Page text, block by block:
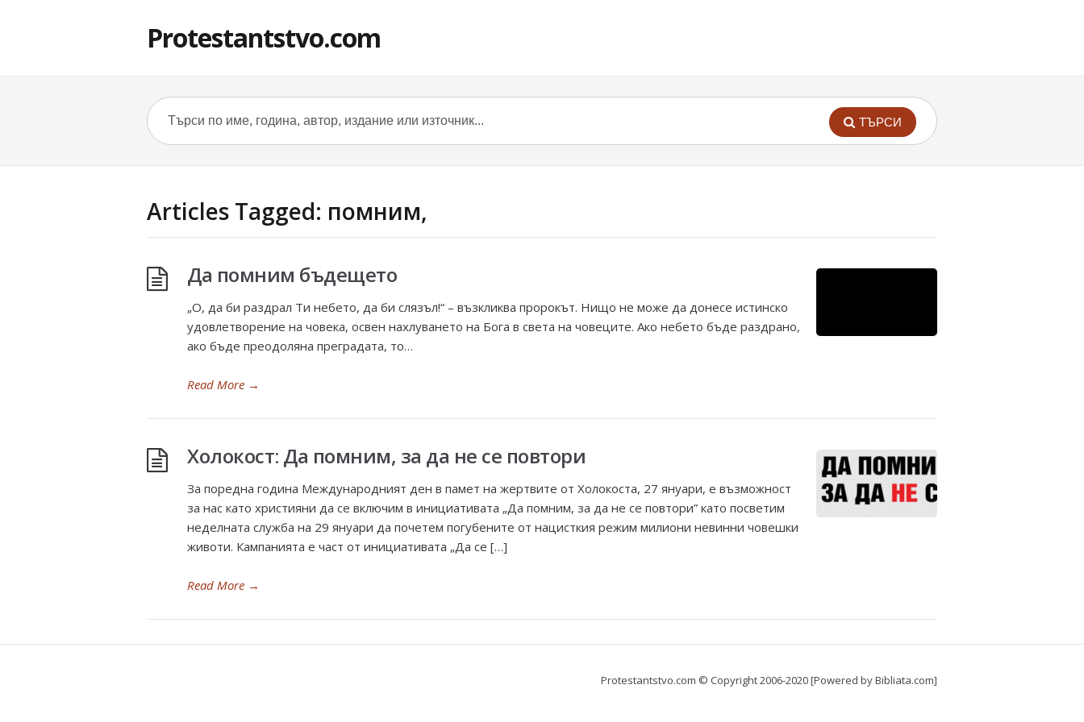
Protestantstvo.com
ТЪРСИ
Articles Tagged: помним,
Да помним бъдещето
„О, да би раздрал Ти небето, да би слязъл!“ – възкликва пророкът. Нищо не може да донесе истинско
удовлетворение на човека, освен нахлуването на Бога в света на човеците. Ако небето бъде раздрано,
ако бъде преодоляна преградата, то…
Read More →
Холокост: Да помним, за да не се повтори
За поредна година Международният ден в памет на жертвите от Холокоста, 27 януари, е възможност
за нас като християни да се включим в инициативата „Да помним, за да не се повтори” като посветим
неделната служба на 29 януари да почетем погубените от нацисткия режим милиони невинни човешки
животи. Кампанията е част от инициативата „Да се […]
Read More →
Protestantstvo.com © Copyright 2006-2020 [Powered by Bibliata.com]